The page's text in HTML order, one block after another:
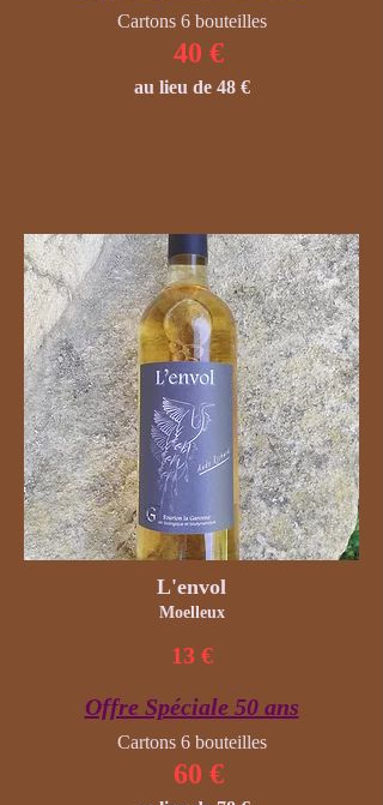
Cartons 6 bouteilles
40 €
au lieu de 48 €
L'envol
Moelleux
13 €
Offre Spéciale 50 ans
Cartons 6 bouteilles
60 €